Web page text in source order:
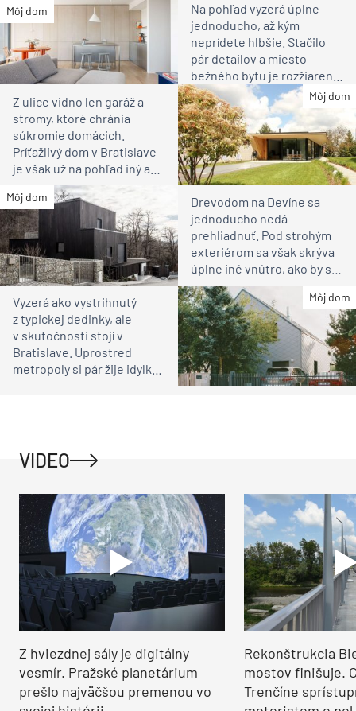
Môj dom
Na pohľad vyzerá úplne
jednoducho, až kým
neprídete hlbšie. Stačilo
pár detailov a miesto
bežného bytu je rozžiarené
bývanie pre rodinu
Môj dom
Z ulice vidno len garáž a
stromy, ktoré chránia
súkromie domácich.
Príťažlivý dom v Bratislave
je však už na pohľad iný ako
susedia
Môj dom
Drevodom na Devíne sa
jednoducho nedá
prehliadnuť. Pod strohým
exteriérom sa však skrýva
úplne iné vnútro, ako by ste
čakali
Môj dom
Vyzerá ako vystrihnutý
z typickej dedinky, ale
v skutočnosti stojí v
Bratislave. Uprostred
metropoly si pár žije idylku
VIDEO
Z hviezdnej sály je digitálny
vesmír. Pražské planetárium
prešlo najväčšou premenou vo
Rekonštrukcia
mostov finišuje.
Trenčíne